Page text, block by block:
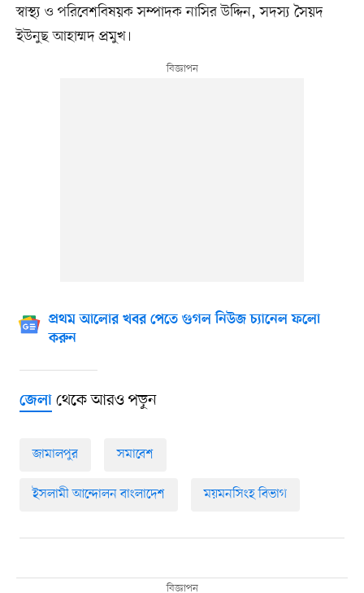
স্বাস্থ্য ও পরিবেশবিষয়ক সম্পাদক নাসির উদ্দিন, সদস্য সৈয়দ
ইউনুছ আহাম্মদ প্রমুখ।
প্রথম আলোর খবর পেতে গুগল নিউজ চ্যানেল ফলো
করুন
জেলাথেকে আরও পড়ুন
জামালপুর সমাবেশ
ইসলামী আন্দোলন বাংলাদেশ ময়মনসিংহ বিভাগ